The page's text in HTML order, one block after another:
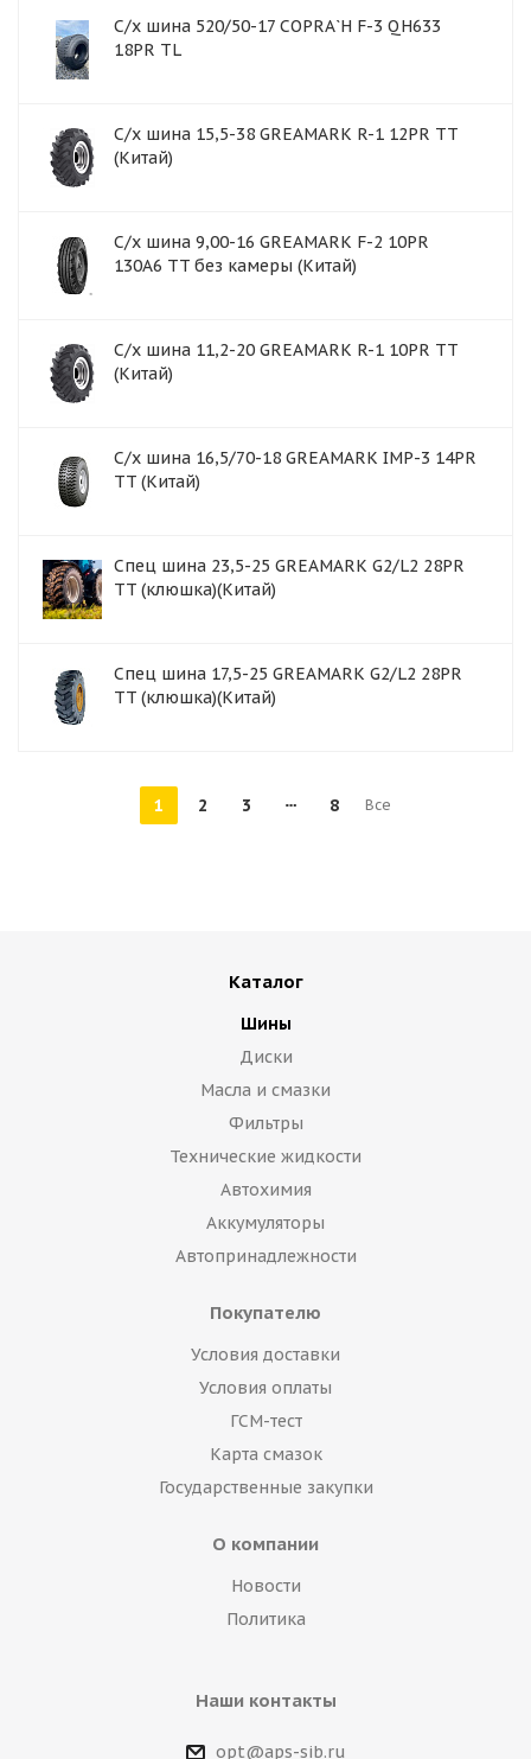
С/х шина 520/50-17 COPRA`H F-3 QH633
18PR TL
С/х шина 15,5-38 GREAMARK R-1 12PR TT
(Китай)
С/х шина 9,00-16 GREAMARK F-2 10PR
130A6 TT без камеры (Китай)
С/х шина 11,2-20 GREAMARK R-1 10PR TT
(Китай)
С/х шина 16,5/70-18 GREAMARK IMP-3 14PR
TT (Китай)
Спец шина 23,5-25 GREAMARK G2/L2 28PR
TT (клюшка)(Китай)
Спец шина 17,5-25 GREAMARK G2/L2 28PR
TT (клюшка)(Китай)
1 2 3 8 Все
Каталог
Шины
Диски
Масла и смазки
Фильтры
Технические жидкости
Автохимия
Аккумуляторы
Автопринадлежности
Покупателю
Условия доставки
Условия оплаты
ГСМ-тест
Карта смазок
Государственные закупки
О компании
Новости
Политика
Наши контакты
opt@aps-sib.ru